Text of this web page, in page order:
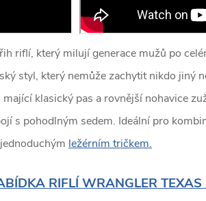
riflí, který milují generace mužů po
styl, který nemůže zachytit nikdo jiný
klasický pas a rovnější nohavice
s pohodlným sedem. Ideální pro
jednoduchým ležérním tričkem.
RIFLÍ WRANGLER TEXAS